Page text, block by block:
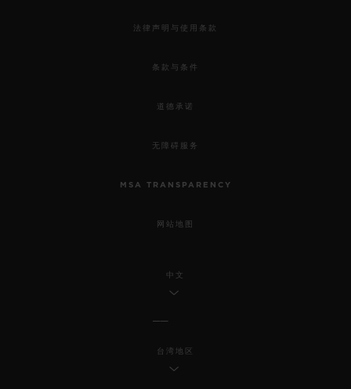
法律声明与使用条款
条款与条件
道德承诺
无障碍服务
MSA TRANSPARENCY
网站地图
中文
台湾地区